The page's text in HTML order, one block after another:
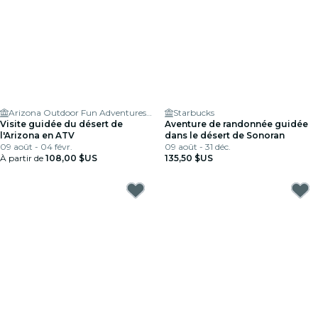
Arizona Outdoor Fun Adventures & Tours
Visite guidée du désert de
l'Arizona en ATV
09 août - 04 févr.
À partir de 108,00 $US
Starbucks
Aventure de randonnée guidée
dans le désert de Sonoran
09 août - 31 déc.
135,50 $US